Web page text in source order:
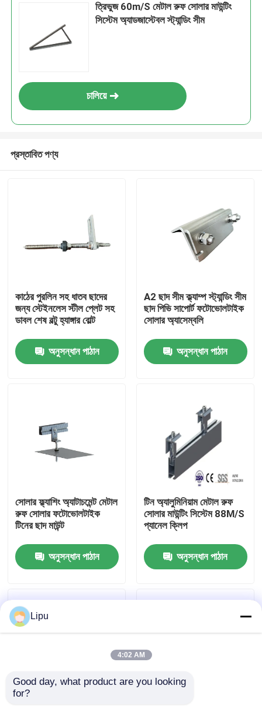
আমাদের সম্পর্কে
কারখানা ভ্রমণ
যোগাযোগ করুন
ত্রিভুজ 60m/S মেটাল রুফ সোলার মাউন্টিং
সিস্টেম অ্যাডজাস্টেবল স্ট্যান্ডিং সীম
চালিয়ে
প্রস্তাবিত পণ্য
কাঠের পুরলিন সহ ধাতব ছাদের
জন্য স্টেইনলেস স্টীল প্লেট সহ
ডাবল শেষ বল্টু হ্যাঙ্গার বোল্ট
অনুসন্ধান পাঠান
A2 ছাদ সীম ক্ল্যাম্প স্ট্যান্ডিং সীম
ছাদ পিভি সাপোর্ট ফটোভোলটাইক
সোলার অ্যাসেম্বলি
অনুসন্ধান পাঠান
সোলার ফ্ল্যাশিং অ্যাটাচমেন্ট মেটাল
রুফ সোলার ফটোভোলটাইক
টিনের ছাদ মাউন্ট
অনুসন্ধান পাঠান
টিন অ্যালুমিনিয়াম মেটাল রুফ
সোলার মাউন্টিং সিস্টেম 88M/S
প্যানেল ক্লিপ
অনুসন্ধান পাঠান
Lipu
4:02 AM
Good day, what product are you looking
for?